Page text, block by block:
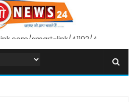
smart-link/41102/4